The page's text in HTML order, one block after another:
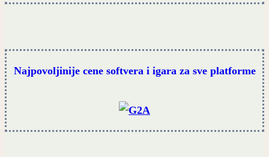
Najpovoljinije cene softvera i igara za sve platforme